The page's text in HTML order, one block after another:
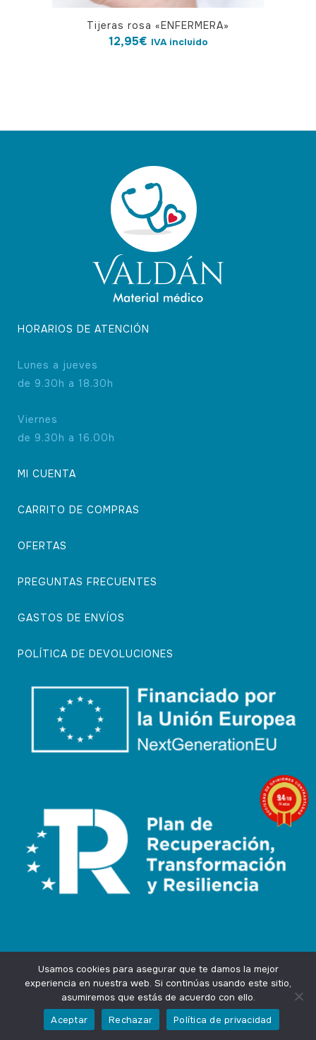
Tijeras rosa «ENFERMERA»
12,95€ IVA incluido
HORARIOS DE ATENCIÓN
Lunes a jueves
de 9.30h a 18.30h
Viernes
de 9.30h a 16.00h
MI CUENTA
CARRITO DE COMPRAS
OFERTAS
PREGUNTAS FRECUENTES
GASTOS DE ENVÍOS
POLÍTICA DE DEVOLUCIONES
Design byAgencia Marketing OnlineIngenium.Marketing
Privacidad
Usamos cookies para asegurar que te damos la mejor
experiencia en nuestra web. Si continúas usando este sitio,
asumiremos que estás de acuerdo con ello.
Aceptar
Rechazar Política de privacidad
9.4/10
74 notas